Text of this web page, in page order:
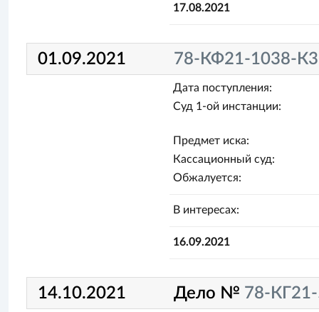
17.08.2021
01.09.2021 78-КФ21-1038-
Дата поступления:
Суд 1-ой инстанции:
Предмет иска:
Кассационный суд:
Обжалуется:
В интересах:
16.09.2021
14.10.2021 Дело № 78-